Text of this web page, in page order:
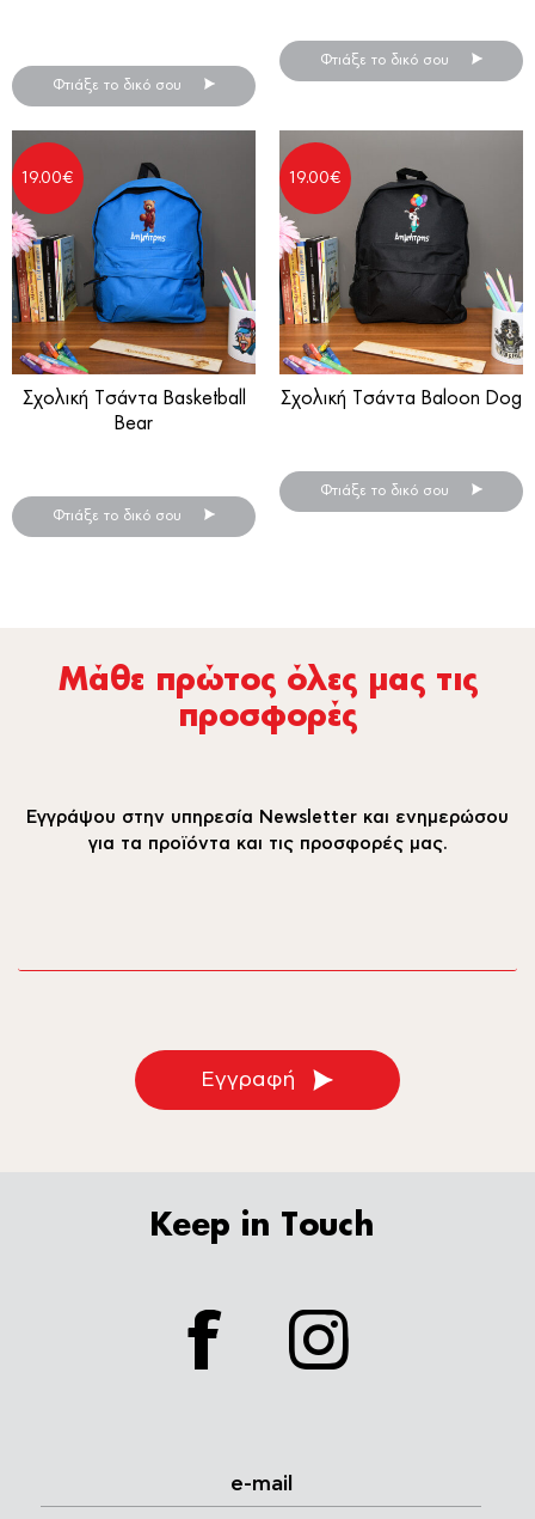
Φτιάξε το δικό σου
Φτιάξε το δικό σου
Σχολική Τσάντα Basketball
Bear
19.00€
Φτιάξε το δικό σου
Σχολική Τσάντα Baloon Dog
19.00€
Φτιάξε το δικό σου
Μάθε πρώτος όλες µας τις
προσφορές
Εγγράψου στην υπηρεσία Newsletter και ενημερώσου
για τα προϊόντα και τις προσφορές μας.
Εγγραφή
Keep in Touch
facebook
e-mail